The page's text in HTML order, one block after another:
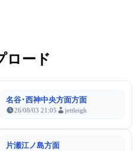
ロード
名谷･西神中央方面方面
26/08/03 21:05 jettleigh
片瀬江ノ島方面